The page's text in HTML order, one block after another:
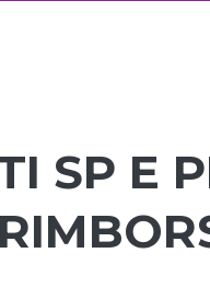
SP E